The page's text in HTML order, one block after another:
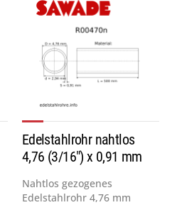
Edelstahlrohr nahtlos
4,76 (3/16") x 0,91 mm
Nahtlos gezogenes
Edelstahlrohr 4,76 mm